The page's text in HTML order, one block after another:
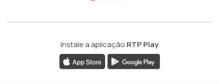
Instale a aplicação RTP Play